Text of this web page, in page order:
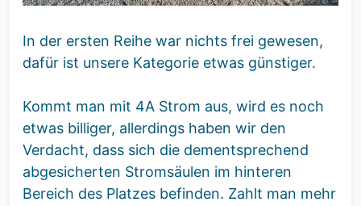
In der ersten Reihe war nichts frei gewesen,
dafür ist unsere Kategorie etwas günstiger.
Kommt man mit 4A Strom aus, wird es noch
etwas billiger, allerdings haben wir den
Verdacht, dass sich die dementsprechend
abgesicherten Stromsäulen im hinteren
Bereich des Platzes befinden. Zahlt man mehr